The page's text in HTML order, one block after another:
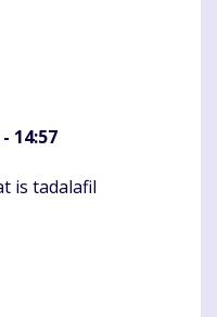
14:57
is tadalafil